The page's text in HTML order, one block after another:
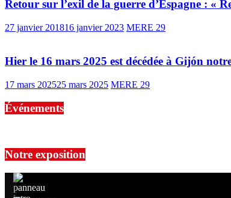
Retour sur l’exil de la guerre d’Espagne : «
27 janvier 201816 janvier 2023 MERE 29
Hier le 16 mars 2025 est décédée à Gijón
17 mars 202525 mars 2025 MERE 29
Événements
Notre exposition